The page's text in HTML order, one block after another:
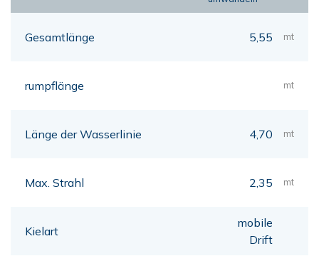
Gesamtlänge 5,55 mt
rumpflänge mt
Länge der Wasserlinie 4,70 mt
Max. Strahl 2,35 mt
Kielart
mobile
Drift